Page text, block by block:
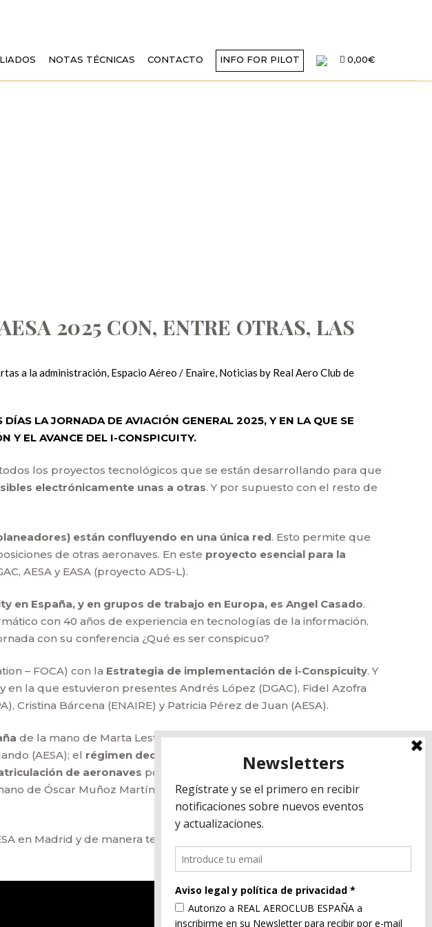
NOTAS TÉCNICAS CONTACTO INFO FOR PILOT 0,00€
2025 CON, ENTRE OTRAS, LAS
a la administración, Espacio Aéreo / Enaire, Noticias by Real Aero Club de
LA JORNADA DE AVIACIÓN GENERAL 2025, Y EN LA QUE SE
Y EL AVANCE DEL I-CONSPICUITY.
los proyectos tecnológicos que se están desarrollando para que
electrónicamente unas a otras. Y por supuesto con el resto de
están confluyendo en una única red. Esto permite que
de otras aeronaves. En este proyecto esencial para la
AESA y EASA (proyecto ADS-L).
en España, y en grupos de trabajo en Europa, es Angel Casado.
con 40 años de experiencia en tecnologías de la información.
con su conferencia ¿Qué es ser conspicuo?
– FOCA) con la Estrategia de implementación de i-Conspicuity. Y
en la que estuvieron presentes Andrés López (DGAC), Fidel Azofra
Cristina Bárcena (ENAIRE) y Patricia Pérez de Juan (AESA).
de la mano de Marta Lestau y Elena Carrera (AESA); el proyecto de
(AESA); el régimen declarativo para el ARC de aeronaves
de aeronaves por Loreto Serrano (AESA); la seguridad
de Óscar Muñoz Martínez (AESA); y por último lainspección en
en Madrid y de manera telemática a través de la plataforma Webex.